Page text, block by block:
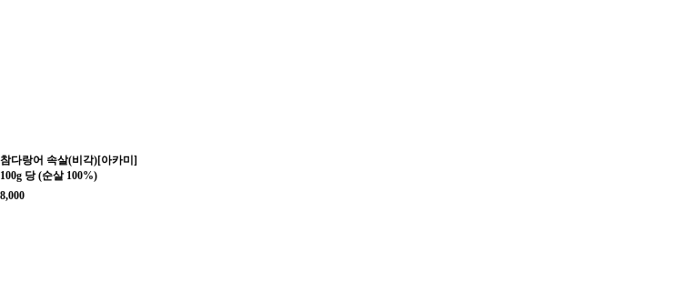
참다랑어 속살(비각)[아카미]
100g 당 (순살 100%)
8,000